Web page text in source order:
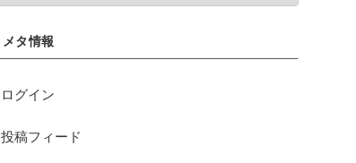
メタ情報
ログイン
投稿フィード